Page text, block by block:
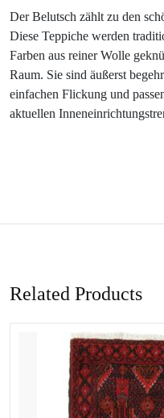
Der Belutsch zählt zu den
Diese Teppiche werden
Farben aus reiner Wolle
Raum. Sie sind äußerst
einfachen Flickung und
aktuellen
Related Products